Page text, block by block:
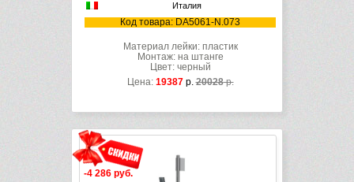
Италия
Код товара: DA5061-N.073
Материал лейки: пластик
Монтаж: на штанге
Цвет: черный
Цена: 19387р.20028р.
-4 286 руб.